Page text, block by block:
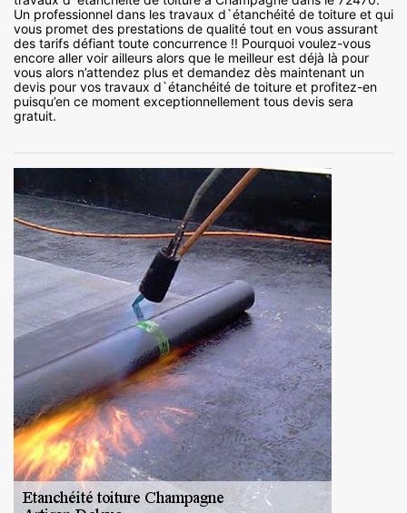
Un professionnel dans les travaux d`étanchéité de toiture et qui
vous promet des prestations de qualité tout en vous assurant
des tarifs défiant toute concurrence !! Pourquoi voulez-vous
encore aller voir ailleurs alors que le meilleur est déjà là pour
vous alors n’attendez plus et demandez dès maintenant un
devis pour vos travaux d`étanchéité de toiture et profitez-en
puisqu’en ce moment exceptionnellement tous devis sera
gratuit.